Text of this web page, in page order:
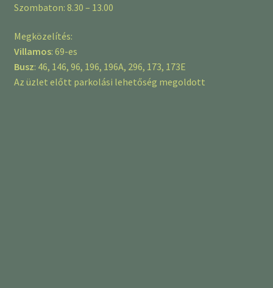
Szombaton: 8.30 – 13.00
Megközelítés:
Villamos: 69-es
Busz: 46, 146, 96, 196, 196A, 296, 173, 173E
Az üzlet előtt parkolási lehetőség megoldott